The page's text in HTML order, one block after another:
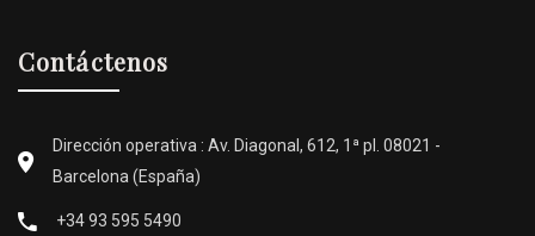
Contáctenos
Dirección operativa : Av. Diagonal, 612, 1ª pl. 08021 -
Barcelona (España)
+34 93 595 5490